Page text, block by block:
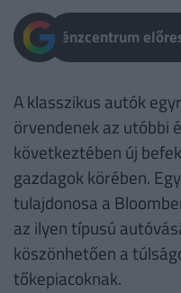
Pénzcentrum
A klasszikus autók
örvendenek az utóbbi
következtében új
gazdagok körében.
tulajdonosa a
az ilyen típusú
köszönhetően a
tőkepiacoknak.